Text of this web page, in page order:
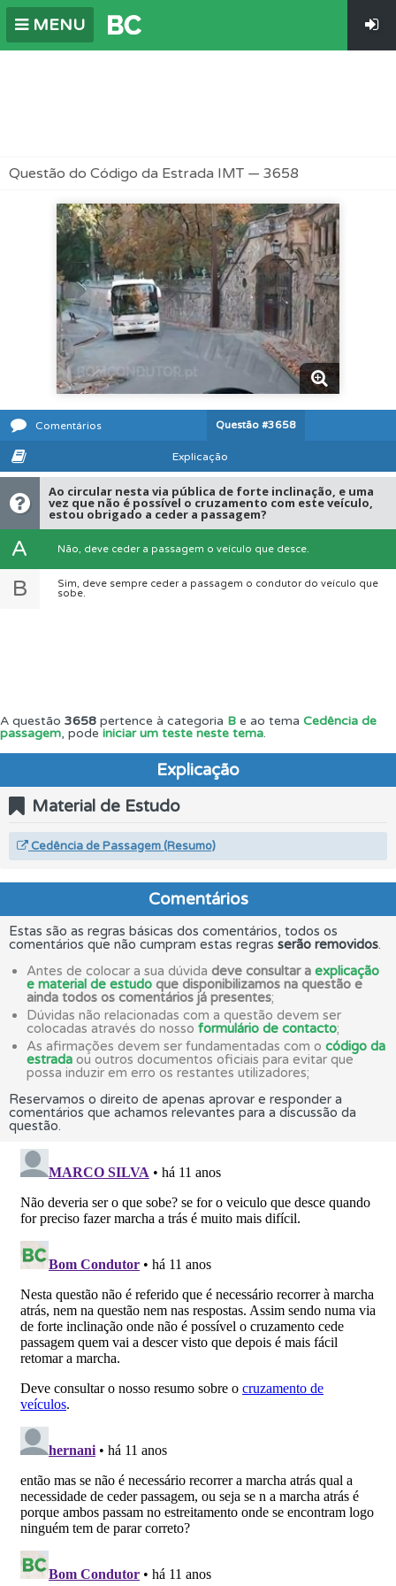
MENU
Questão do Código da Estrada IMT — 3658
Comentários Questão #3658
Explicação
Ao circular nesta via pública de forte inclinação, e uma
vez que não é possível o cruzamento com este veículo,
estou obrigado a ceder a passagem?
A Não, deve ceder a passagem o veículo que desce.
B
Sim, deve sempre ceder a passagem o condutor do veículo que
sobe.
A questão 3658 pertence à categoria B e ao tema Cedência de
passagem, pode iniciar um teste neste tema.
Explicação
Material de Estudo
Cedência de Passagem (Resumo)
Comentários
Estas são as regras básicas dos comentários, todos os
comentários que não cumpram estas regras serão removidos.
Antes de colocar a sua dúvida deve consultar a explicação
e material de estudo que disponibilizamos na questão e
ainda todos os comentários já presentes;
Dúvidas não relacionadas com a questão devem ser
colocadas através do nosso formulário de contacto;
As afirmações devem ser fundamentadas com o código da
estrada ou outros documentos oficiais para evitar que
possa induzir em erro os restantes utilizadores;
Reservamos o direito de apenas aprovar e responder a
comentários que achamos relevantes para a discussão da
questão.